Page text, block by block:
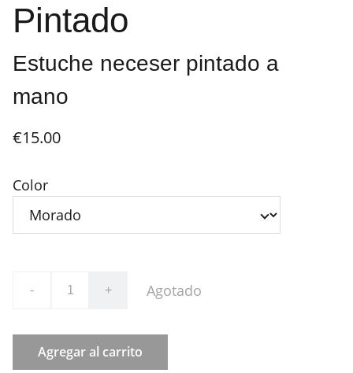
Pintado
Estuche neceser pintado a
mano
€15.00
Color
- + Agotado
Agregar al carrito